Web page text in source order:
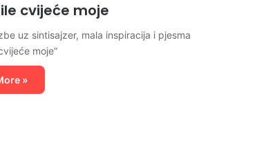
cvijeće moje
uz sintisajzer, mala inspiracija i pjesma
moje”
»